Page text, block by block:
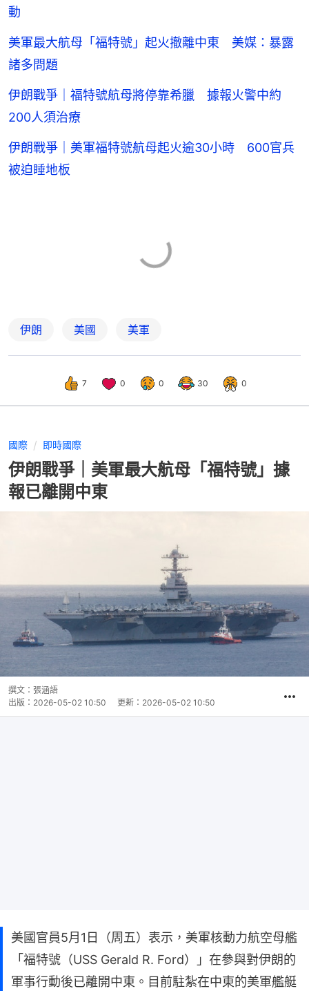
動
美軍最大航母「福特號」起火撤離中東 美媒：暴露
諸多問題
伊朗戰爭｜福特號航母將停靠希臘 據報火警中約
200人須治療
伊朗戰爭｜美軍福特號航母起火逾30小時 600官兵
被迫睡地板
伊朗 美國 美軍
7 0 0 30 0
國際 即時國際
伊朗戰爭｜美軍最大航母「福特號」據
報已離開中東
撰文： 張涵語
出版： 2026-05-02 10:50 更新： 2026-05-02 10:50
美國官員5月1日（周五）表示，美軍核動力航空母艦
「福特號（USS Gerald R. Ford）」在參與對伊朗的
軍事行動後已離開中東。目前駐紮在中東的美軍艦艇